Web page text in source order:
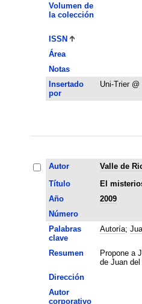
Volumen de
la colección
ISSN
Área
Notas
Insertado
por
Uni-Trier
Autor
Valle de
Título
El
Año
2009
Número
Palabras
clave
Autoría;
Resumen
Propone a
de Juan del
Dirección
Autor
corporativo